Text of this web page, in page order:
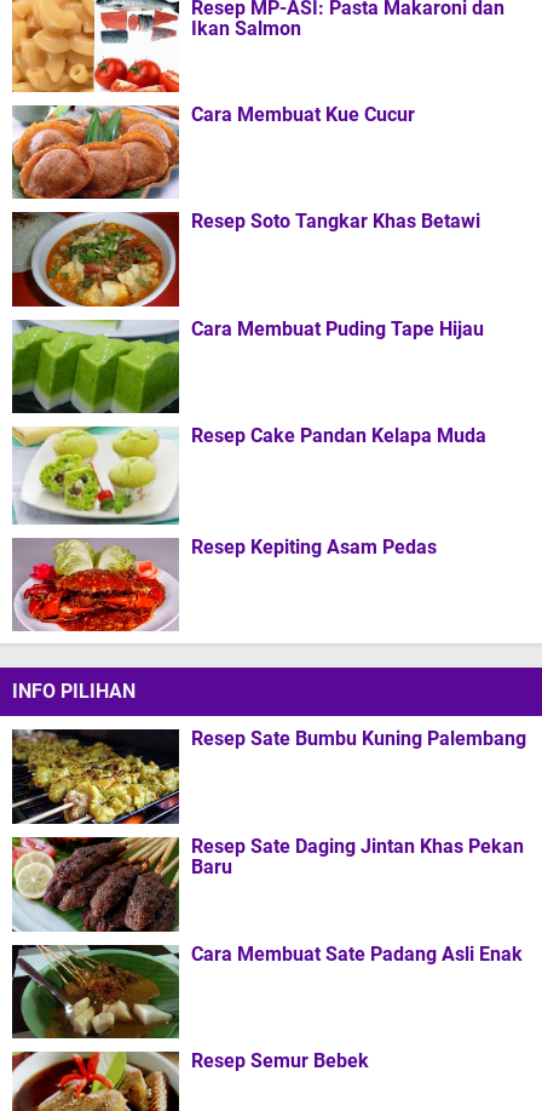
Resep MP-ASI: Pasta Makaroni dan
Ikan Salmon
Cara Membuat Kue Cucur
Resep Soto Tangkar Khas Betawi
Cara Membuat Puding Tape Hijau
Resep Cake Pandan Kelapa Muda
Resep Kepiting Asam Pedas
INFO PILIHAN
Resep Sate Bumbu Kuning Palembang
Resep Sate Daging Jintan Khas Pekan
Baru
Cara Membuat Sate Padang Asli Enak
Resep Semur Bebek